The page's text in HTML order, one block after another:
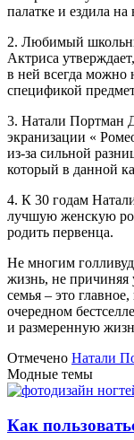
палатке и ездила на
2. Любимый
Актриса
в ней всегда можно
спецификой
3. Натали Портман
экранизации «
из-за сильной
который в данной
4. К 30 годам
лучшую женскую
родить первенца.
Не многим
жизнь, не причиняя
семья – это
очередном
и размеренную
Отмечено Натали
Модные темы
Как